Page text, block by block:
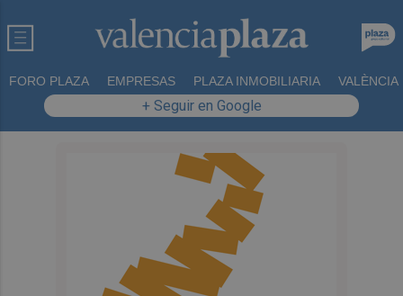
FORO PLAZA EMPRESAS PLAZA INMOBILIARIA VALÈNCIA
+ Seguir en Google